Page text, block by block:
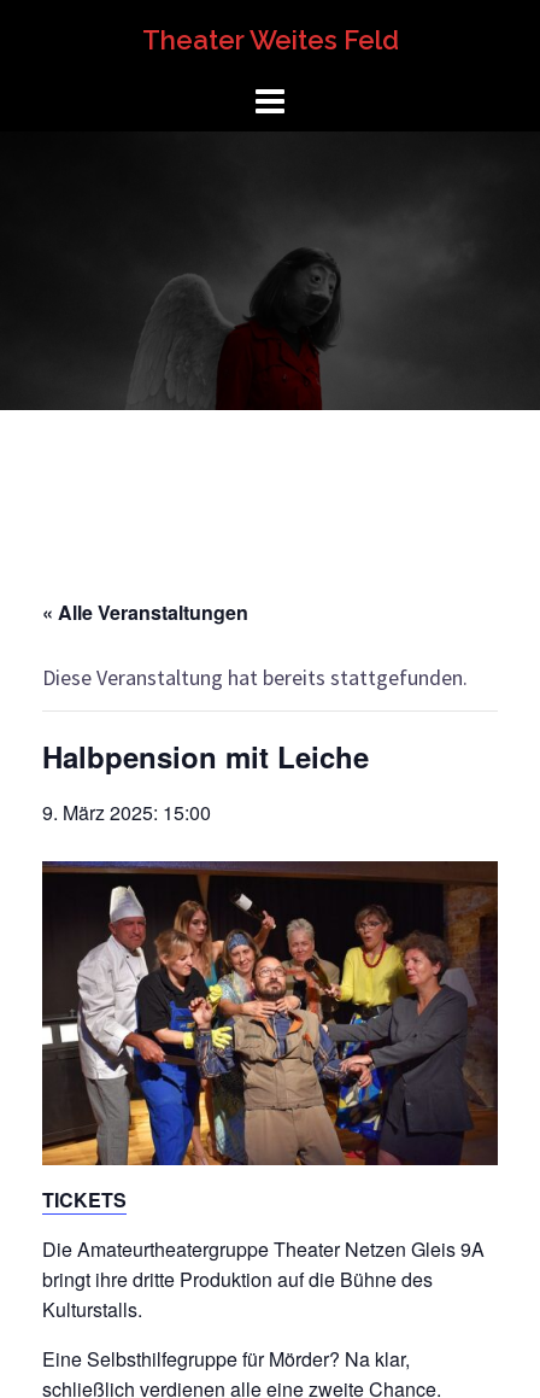
Theater Weites Feld
« Alle Veranstaltungen
Diese Veranstaltung hat bereits stattgefunden.
Halbpension mit Leiche
9. März 2025: 15:00
TICKETS
Die Amateurtheatergruppe Theater Netzen Gleis 9A
bringt ihre dritte Produktion auf die Bühne des
Kulturstalls.
Eine Selbsthilfegruppe für Mörder? Na klar,
schließlich verdienen alle eine zweite Chance.